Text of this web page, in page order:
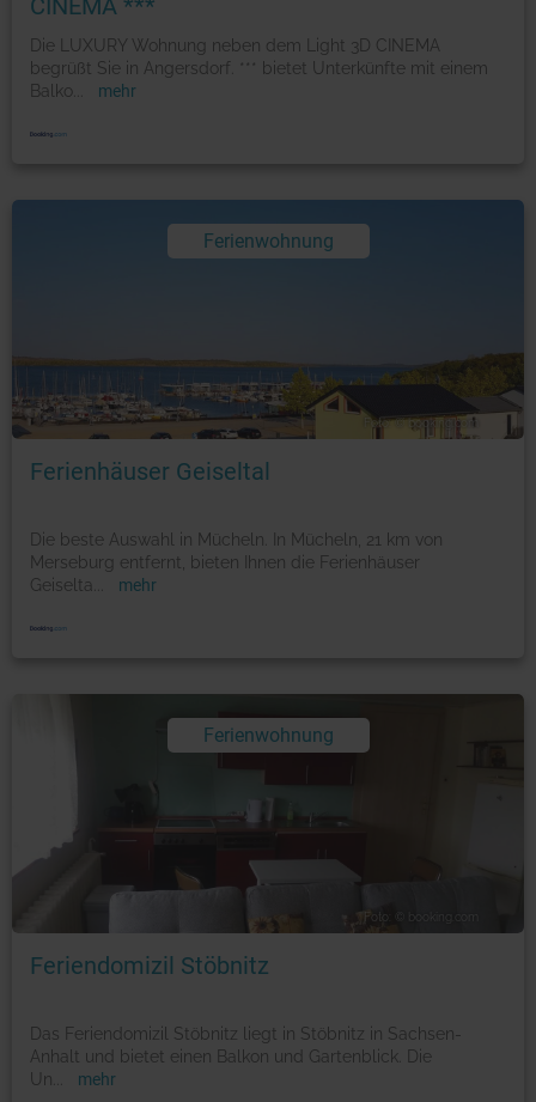
CINEMA ***
Die LUXURY Wohnung neben dem Light 3D CINEMA
begrüßt Sie in Angersdorf. *** bietet Unterkünfte mit einem
Balko
mehr
Ferienwohnung
Foto: © booking.com
Ferienhäuser Geiseltal
Die beste Auswahl in Mücheln. In Mücheln, 21 km von
Merseburg entfernt, bieten Ihnen die Ferienhäuser
Geiselta
mehr
Ferienwohnung
Foto: © booking.com
Feriendomizil Stöbnitz
Das Feriendomizil Stöbnitz liegt in Stöbnitz in Sachsen-
Anhalt und bietet einen Balkon und Gartenblick. Die
Un
mehr